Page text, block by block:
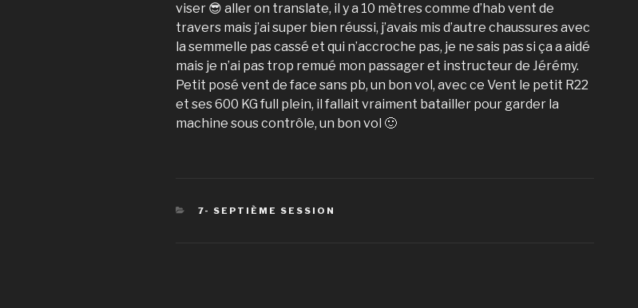
viser 😎 aller on translate, il y a 10 mètres comme d’hab vent de
travers mais j’ai super bien réussi, j’avais mis d’autre chaussures avec
la semmelle pas cassé et qui n’accroche pas, je ne sais pas si ça a aidé
mais je n’ai pas trop remué mon passager et instructeur de Jérémy.
Petit posé vent de face sans pb, un bon vol, avec ce Vent le petit R22
et ses 600 KG full plein, il fallait vraiment batailler pour garder la
machine sous contrôle, un bon vol 🙂
CATEGORIES
7- SEPTIÈME SESSION